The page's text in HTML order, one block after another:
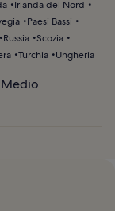
Irlanda del Nord
Paesi Bassi
Russia Scozia
Turchia Ungheria
Medio